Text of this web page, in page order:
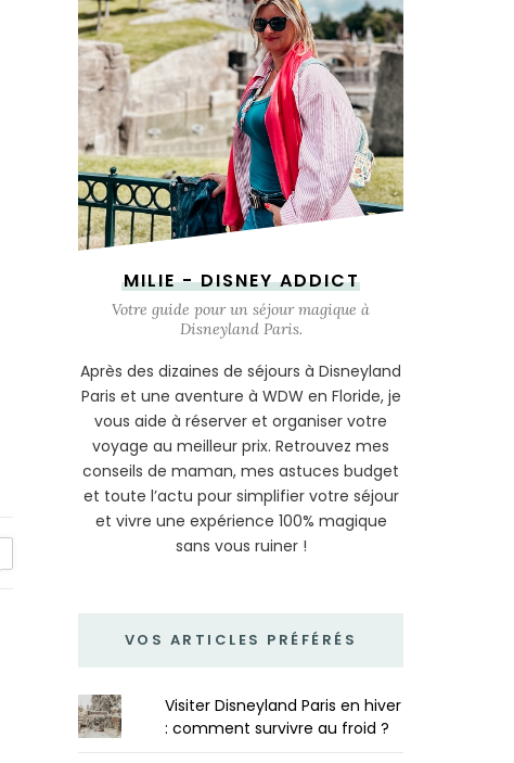
MILIE - DISNEY ADDICT
Votre guide pour un séjour magique à
Disneyland Paris.
Après des dizaines de séjours à Disneyland
Paris et une aventure à WDW en Floride, je
vous aide à réserver et organiser votre
voyage au meilleur prix. Retrouvez mes
conseils de maman, mes astuces budget
et toute l’actu pour simplifier votre séjour
et vivre une expérience 100% magique
sans vous ruiner !
VOS ARTICLES PRÉFÉRÉS
Visiter Disneyland Paris en hiver
: comment survivre au froid ?